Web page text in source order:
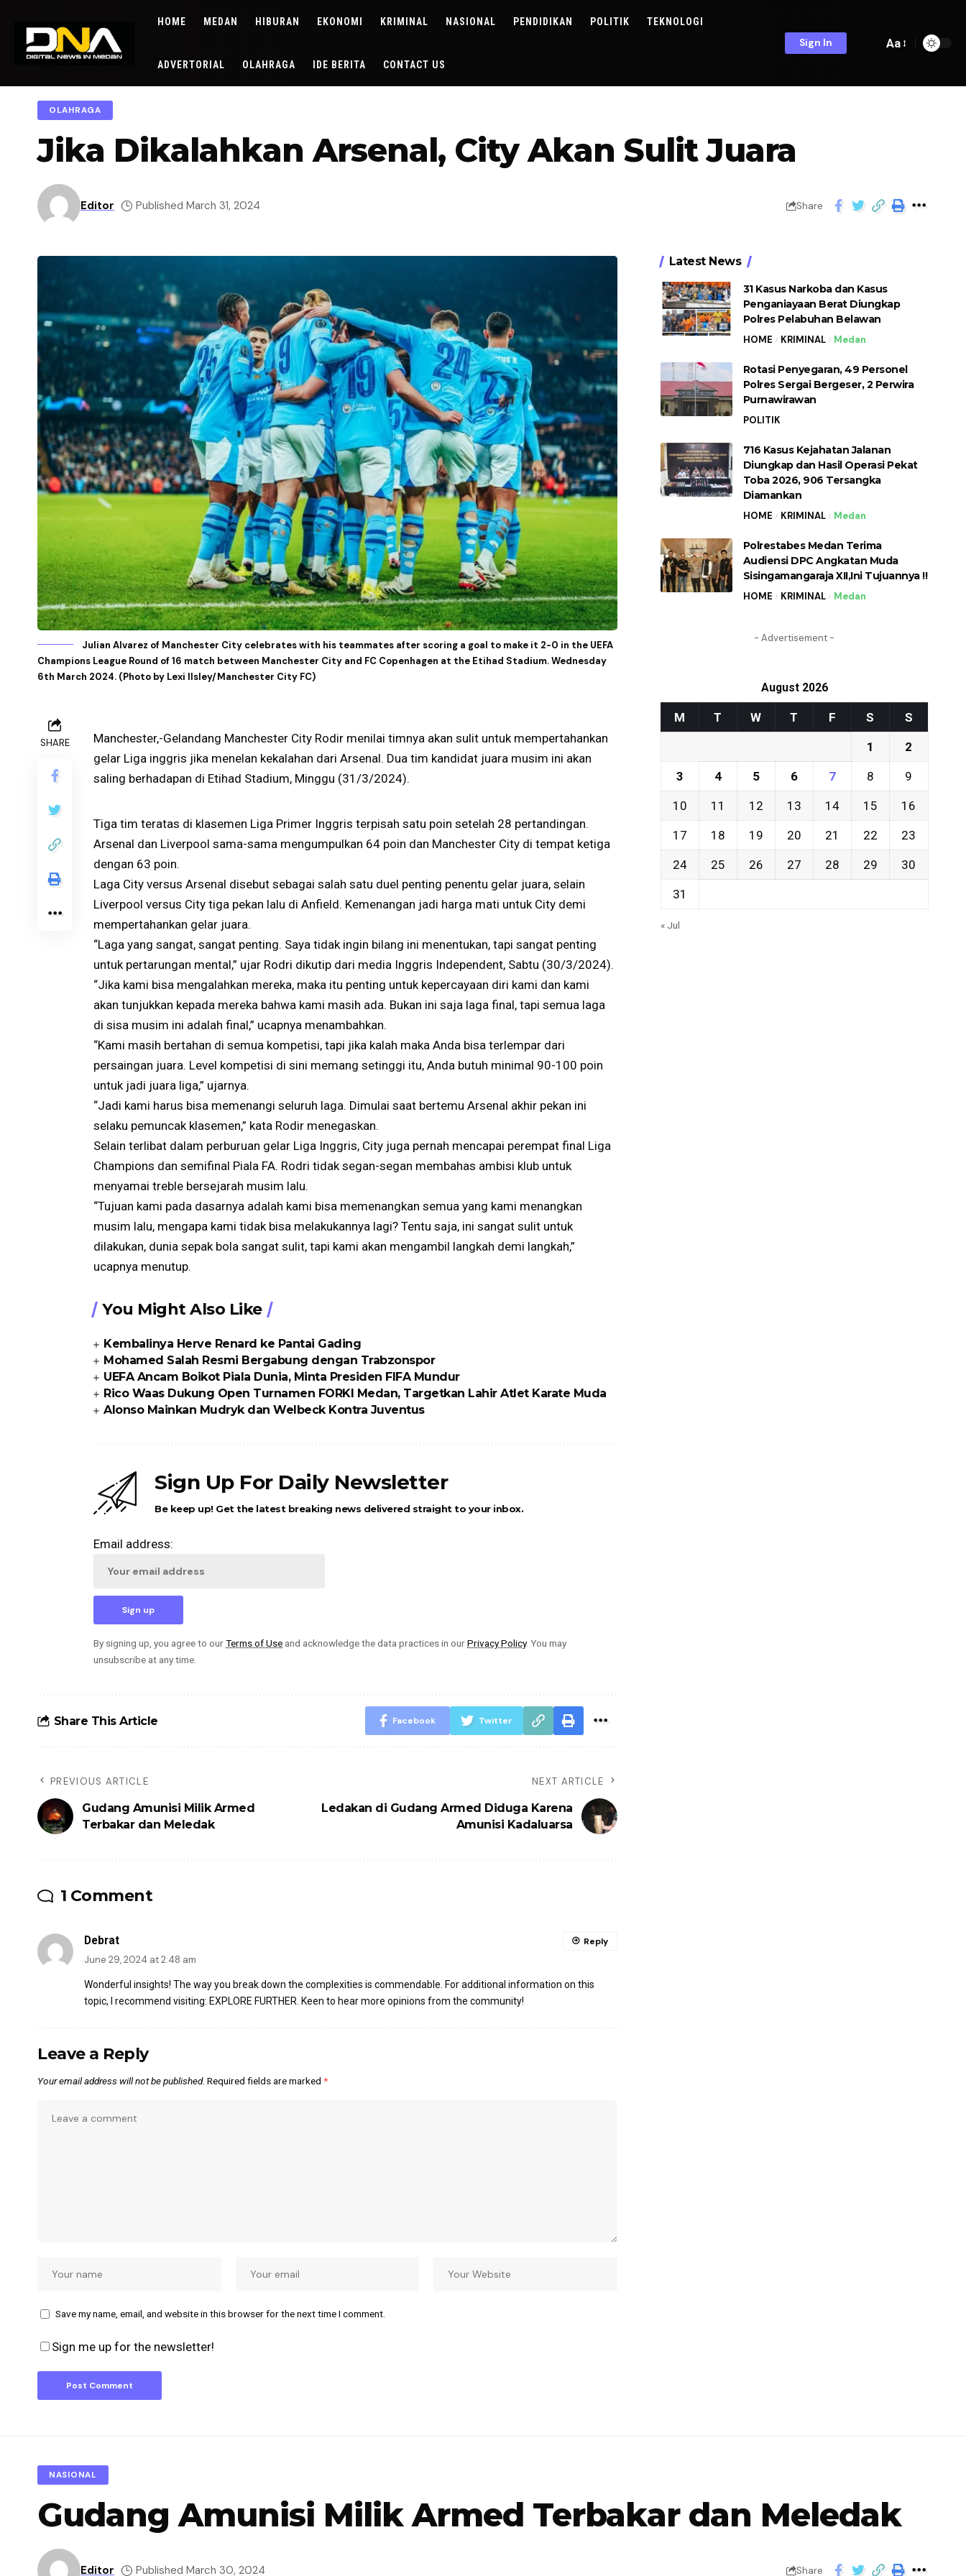
HOME MEDAN HIBURAN EKONOMI KRIMINAL NASIONAL PENDIDIKAN POLITIK TEKNOLOGI
ADVERTORIAL OLAHRAGA IDE BERITA CONTACT US
Sign In Aa
OLAHRAGA
Jika Dikalahkan Arsenal, City Akan Sulit Juara
Editor Published March 31, 2024 Share
Julian Alvarez of Manchester City celebrates with his teammates after scoring a goal to make it 2-0 in the UEFA
Champions League Round of 16 match between Manchester City and FC Copenhagen at the Etihad Stadium. Wednesday
6th March 2024. (Photo by Lexi Ilsley/Manchester City FC)
SHARE
Manchester,-Gelandang Manchester City Rodir menilai timnya akan sulit untuk mempertahankan
gelar Liga inggris jika menelan kekalahan dari Arsenal. Dua tim kandidat juara musim ini akan
saling berhadapan di Etihad Stadium, Minggu (31/3/2024).
Tiga tim teratas di klasemen Liga Primer Inggris terpisah satu poin setelah 28 pertandingan.
Arsenal dan Liverpool sama-sama mengumpulkan 64 poin dan Manchester City di tempat ketiga
dengan 63 poin.
Laga City versus Arsenal disebut sebagai salah satu duel penting penentu gelar juara, selain
Liverpool versus City tiga pekan lalu di Anfield. Kemenangan jadi harga mati untuk City demi
mempertahankan gelar juara.
“Laga yang sangat, sangat penting. Saya tidak ingin bilang ini menentukan, tapi sangat penting
untuk pertarungan mental,” ujar Rodri dikutip dari media Inggris Independent, Sabtu (30/3/2024).
“Jika kami bisa mengalahkan mereka, maka itu penting untuk kepercayaan diri kami dan kami
akan tunjukkan kepada mereka bahwa kami masih ada. Bukan ini saja laga final, tapi semua laga
di sisa musim ini adalah final,” ucapnya menambahkan.
“Kami masih bertahan di semua kompetisi, tapi jika kalah maka Anda bisa terlempar dari
persaingan juara. Level kompetisi di sini memang setinggi itu, Anda butuh minimal 90-100 poin
untuk jadi juara liga,” ujarnya.
“Jadi kami harus bisa memenangi seluruh laga. Dimulai saat bertemu Arsenal akhir pekan ini
selaku pemuncak klasemen,” kata Rodir menegaskan.
Selain terlibat dalam perburuan gelar Liga Inggris, City juga pernah mencapai perempat final Liga
Champions dan semifinal Piala FA. Rodri tidak segan-segan membahas ambisi klub untuk
menyamai treble bersejarah musim lalu.
“Tujuan kami pada dasarnya adalah kami bisa memenangkan semua yang kami menangkan
musim lalu, mengapa kami tidak bisa melakukannya lagi? Tentu saja, ini sangat sulit untuk
dilakukan, dunia sepak bola sangat sulit, tapi kami akan mengambil langkah demi langkah,”
ucapnya menutup.
You Might Also Like
Kembalinya Herve Renard ke Pantai Gading
Mohamed Salah Resmi Bergabung dengan Trabzonspor
UEFA Ancam Boikot Piala Dunia, Minta Presiden FIFA Mundur
Rico Waas Dukung Open Turnamen FORKI Medan, Targetkan Lahir Atlet Karate Muda
Alonso Mainkan Mudryk dan Welbeck Kontra Juventus
Sign Up For Daily Newsletter
Be keep up! Get the latest breaking news delivered straight to your inbox.
Email address:
By signing up, you agree to ourTerms of Use and acknowledge the data practices in ourPrivacy Policy. You may
unsubscribe at any time.
Share This Article Facebook Twitter
PREVIOUS ARTICLE
Gudang Amunisi Milik Armed
Terbakar dan Meledak
NEXT ARTICLE
Ledakan di Gudang Armed Diduga Karena
Amunisi Kadaluarsa
1 Comment
Debrat
June 29, 2024 at 2:48 am
Wonderful insights! The way you break down the complexities is commendable. For additional information on this
topic, I recommend visiting: EXPLORE FURTHER . Keen to hear more opinions from the community!
Reply
Leave a Reply
Your email address will not be published. Required fields are marked *
Save my name, email, and website in this browser for the next time I comment.
Sign me up for the newsletter!
Latest News
31 Kasus Narkoba dan Kasus
Penganiayaan Berat Diungkap
Polres Pelabuhan Belawan
HOME KRIMINAL Medan
Rotasi Penyegaran, 49 Personel
Polres Sergai Bergeser, 2 Perwira
Purnawirawan
POLITIK
716 Kasus Kejahatan Jalanan
Diungkap dan Hasil Operasi Pekat
Toba 2026, 906 Tersangka
Diamankan
HOME KRIMINAL Medan
Polrestabes Medan Terima
Audiensi DPC Angkatan Muda
Sisingamangaraja XII,Ini Tujuannya !!
HOME KRIMINAL Medan
- Advertisement -
August 2026
M T W T F S S
1 2
3 4 5 6 7 8 9
10 11 12 13 14 15 16
17 18 19 20 21 22 23
24 25 26 27 28 29 30
31
« Jul
NASIONAL
Gudang Amunisi Milik Armed Terbakar dan Meledak
Editor Published March 30, 2024 Share